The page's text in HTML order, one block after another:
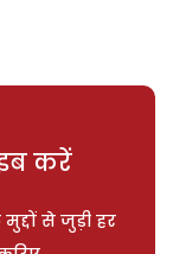
करें
से जुड़ी हर